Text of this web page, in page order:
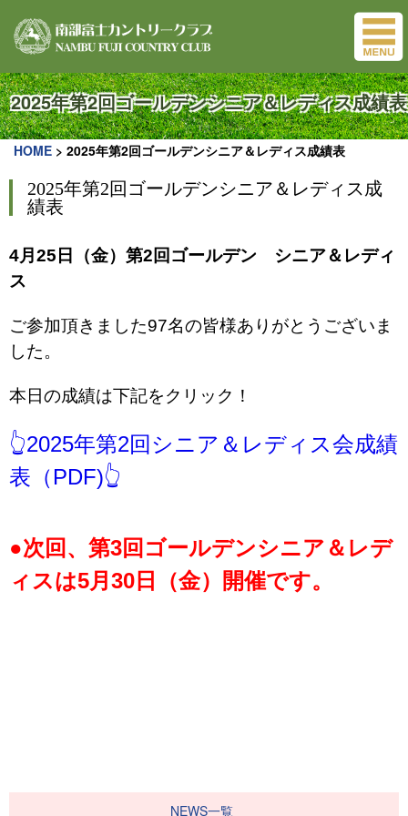
2025年第2回ゴールデンシニア＆レディス成績表
HOME > 2025年第2回ゴールデンシニア＆レディス成績表
2025年第2回ゴールデンシニア＆レディス成
績表
4月25日（金）第2回ゴールデン シニア＆レディ
ス
ご参加頂きました97名の皆様ありがとうございま
した。
本日の成績は下記をクリック！
👆2025年第2回シニア＆レディス会成績
表（PDF)👆
●次回、第3回ゴールデンシニア＆レデ
ィスは5月30日（金）開催です。
NEWS一覧